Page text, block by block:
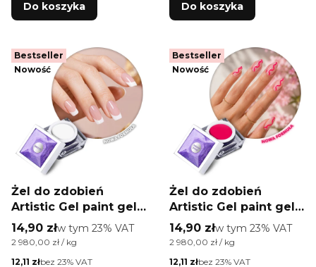
Do koszyka Do koszyka
Bestseller
Nowość
Żel do zdobień
Artistic Gel paint gel
ombre ornamenty
Allepaznokcie
Cena brutto
14,90 złw tym %s VAT
w tym 23% VAT
Cena jednostkowa brutto
2 980,00 zł / kg
Cena netto
12,11 złbez 23% VAT
Bestseller
Nowość
Żel do zdobień
Artistic Gel paint gel
ombre ornamenty
Allepaznokcie
Cena brutto
14,90 złw tym %s VAT
w tym 23% VAT
Cena jednostkowa brutto
2 980,00 zł / kg
Cena netto
12,11 złbez 23% VAT